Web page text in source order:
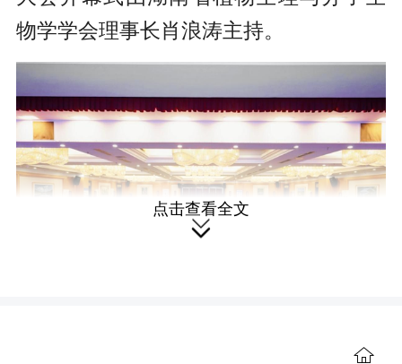
物学学会理事长肖浪涛主持。
点击查看全文
